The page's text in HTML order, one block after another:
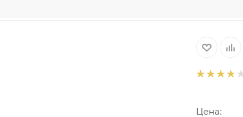
Цена: